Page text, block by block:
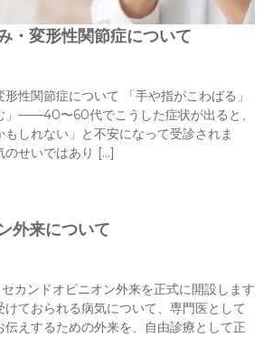
・変形性関節症について
性関節症について 「手や指がこわばる」
」——40〜60代でこうした症状が出ると、
しれない」と不安になって受診されま
のせいではあり […]
外来について
ンドオピニオン外来を正式に開設します
ておられる病気について、専門医として
伝えするための外来を、自由診療として正